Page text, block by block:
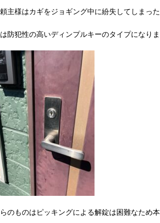
主様はカギをジョギング中に紛失してしまった
防犯性の高いディンプルキーのタイプになりま
のものはピッキングによる解錠は困難なため